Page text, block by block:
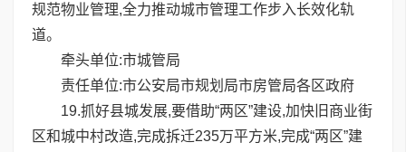
规范物业管理,全力推动城市管理工作步入长效化轨
道。
牵头单位:市城管局
责任单位:市公安局市规划局市房管局各区政府
19.抓好县城发展,要借助“两区”建设,加快旧商业街
区和城中村改造,完成拆迁235万平方米,完成“两区”建